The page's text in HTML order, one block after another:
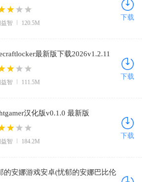
安卓版
智 120.5M
下载
最新版下载2026v1.2.11
版
智 111.5M
下载
汉化版v0.1.0 最新版
智 184.2M
下载
的安娜游戏安卓(忧郁的安娜巴比伦